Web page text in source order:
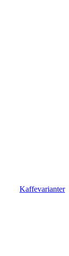
Kaffevarianter